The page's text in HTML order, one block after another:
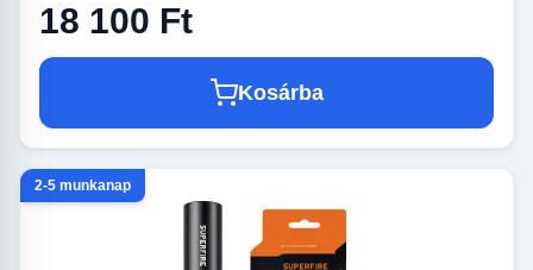
18 100 Ft
Kosárba
2-5 munkanap